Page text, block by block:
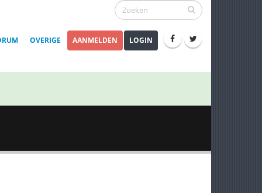
OVERIGE AANMELDEN LOGIN